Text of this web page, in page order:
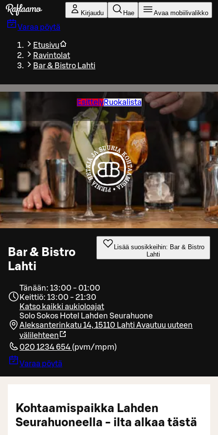
Siirry pääsisältöön
Kirjaudu Hae Avaa mobiilivalikko
Varaa pöytä
Etusivu
Ravintolat
Bar & Bistro Lahti
EsittelyRuokalista
Bar & Bistro
Lahti
Lisää suosikkeihin: Bar & Bistro
Lahti
Tänään: 13:00 - 01:00
Keittiö: 13:00 - 21:30
Katso kaikki aukioloajat
Solo Sokos Hotel Lahden Seurahuone
Aleksanterinkatu 14, 15110 Lahti Avautuu uuteen
välilehteen
020 1234 654 (pvm/mpm)
Varaa pöytä
Kohtaamispaikka Lahden
Seurahuoneella - ilta alkaa tästä